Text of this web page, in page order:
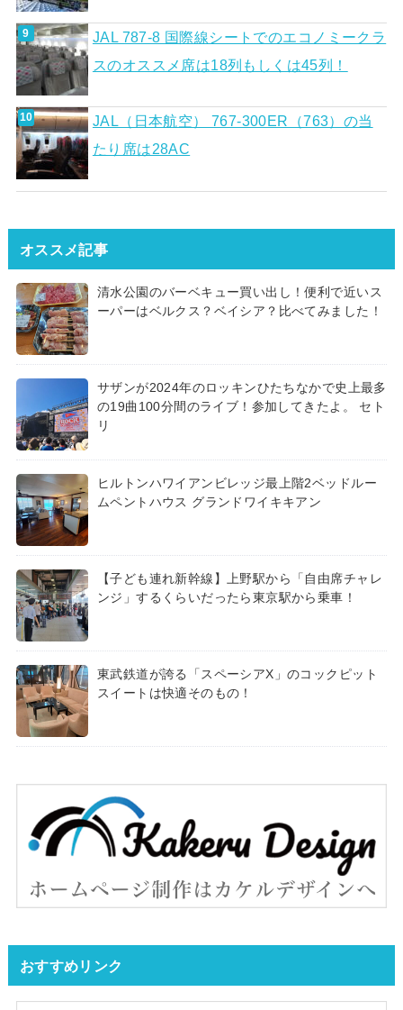
JAL 787-8 国際線シートでのエコノミークラ
スのオススメ席は18列もしくは45列！
JAL（日本航空） 767-300ER（763）の当
たり席は28AC
オススメ記事
清水公園のバーベキュー買い出し！便利で近いス
ーパーはベルクス？ベイシア？比べてみました！
サザンが2024年のロッキンひたちなかで史上最多
の19曲100分間のライブ！参加してきたよ。 セト
リ
ヒルトンハワイアンビレッジ最上階2ベッドルー
ムペントハウス グランドワイキキアン
【子ども連れ新幹線】上野駅から「自由席チャレ
ンジ」するくらいだったら東京駅から乗車！
東武鉄道が誇る「スペーシアX」のコックピット
スイートは快適そのもの！
おすすめリンク